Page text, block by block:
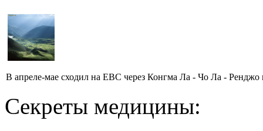
В апреле-мае сходил на ЕВС через Конгма Ла - Чо Ла -
Секреты медицины: